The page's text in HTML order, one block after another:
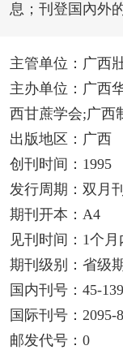
息；刊登国內外
主管单位：广西
主办单位：广西
西甘蔗学会;广西
出版地区：广西
创刊时间：1995
发行周期：双月刊
期刊开本：A4
见刊时间：1个月
期刊级别：省级
国内刊号：45-
国际刊号：2095-
邮发代号：0